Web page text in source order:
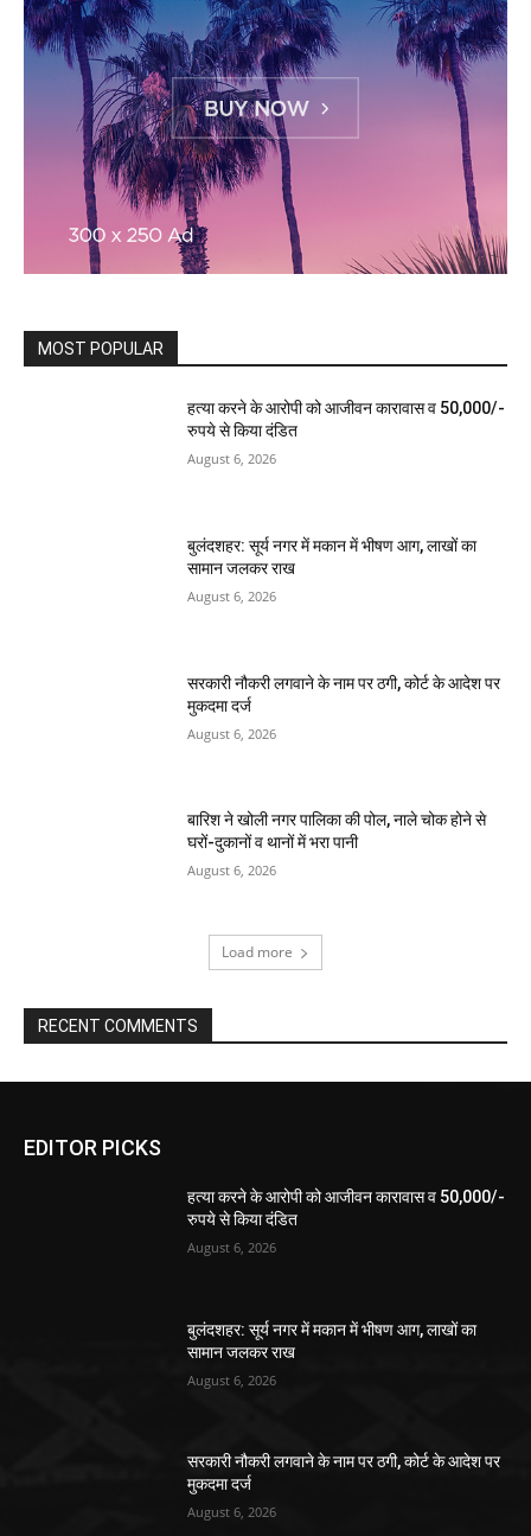
MOST POPULAR
हत्या करने के आरोपी को आजीवन कारावास व 50,000/-
रुपये से किया दंडित
August 6, 2026
बुलंदशहर: सूर्य नगर में मकान में भीषण आग, लाखों का
सामान जलकर राख
August 6, 2026
सरकारी नौकरी लगवाने के नाम पर ठगी, कोर्ट के आदेश पर
मुकदमा दर्ज
August 6, 2026
बारिश ने खोली नगर पालिका की पोल, नाले चोक होने से
घरों-दुकानों व थानों में भरा पानी
August 6, 2026
Load more
RECENT COMMENTS
EDITOR PICKS
हत्या करने के आरोपी को आजीवन कारावास व 50,000/-
रुपये से किया दंडित
August 6, 2026
बुलंदशहर: सूर्य नगर में मकान में भीषण आग, लाखों का
सामान जलकर राख
August 6, 2026
सरकारी नौकरी लगवाने के नाम पर ठगी, कोर्ट के आदेश पर
मुकदमा दर्ज
August 6, 2026